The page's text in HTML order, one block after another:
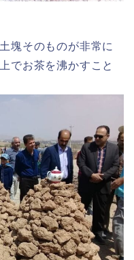
塊そのものが非常に
でお茶を沸かすこと